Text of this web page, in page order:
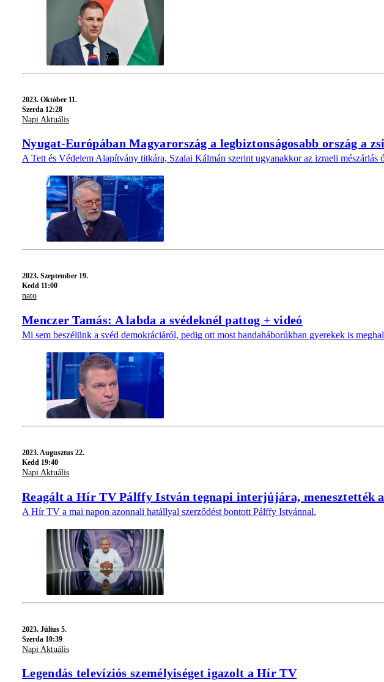
2023. Október 11.
Szerda 12:28
Napi Aktuális
Nyugat-Európában Magyarország a legbiztonságosabb ország a
A Tett és Védelem Alapítvány titkára, Szalai Kálmán szerint ugyanakkor az izraeli
2023. Szeptember 19.
Kedd 11:00
nato
Menczer Tamás: A labda a svédeknél pattog + videó
Mi sem beszélünk a svéd demokráciáról, pedig ott most bandaháborúkban gyerekek is
2023.Augusztus 22.
Kedd 19:40
Napi Aktuális
Reagált a Hír TV Pálffy István tegnapi interjújára, menesztették
A Hír TV a mai napon azonnali hatállyal szerződést bontott Pálffy Istvánnal.
2023. Július 5.
Szerda 10:39
Napi Aktuális
Legendás televíziós személyiséget igazolt a Hír TV